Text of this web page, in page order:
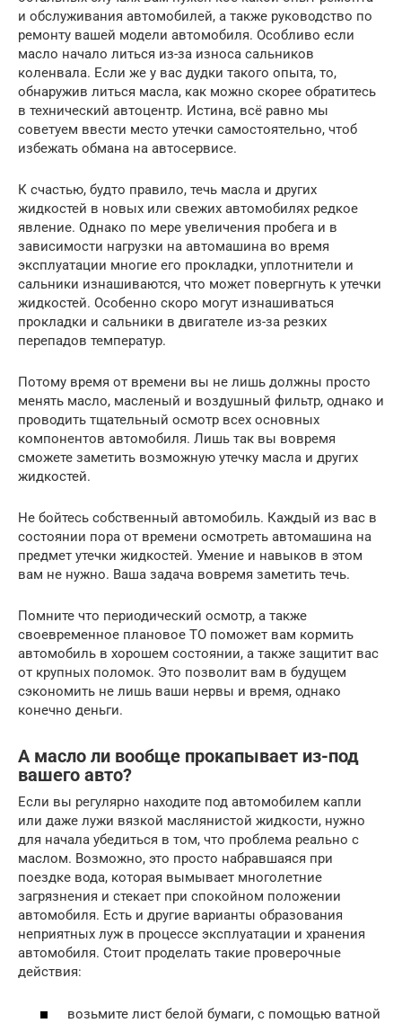
и обслуживания автомобилей, а также руководство по
ремонту вашей модели автомобиля. Особливо если
масло начало литься из-за износа сальников
коленвала. Если же у вас дудки такого опыта, то,
обнаружив литься масла, как можно скорее обратитесь
в технический автоцентр. Истина, всё равно мы
советуем ввести место утечки самостоятельно, чтоб
избежать обмана на автосервисе.
К счастью, будто правило, течь масла и других
жидкостей в новых или свежих автомобилях редкое
явление. Однако по мере увеличения пробега и в
зависимости нагрузки на автомашина во время
эксплуатации многие его прокладки, уплотнители и
сальники изнашиваются, что может повергнуть к утечки
жидкостей. Особенно скоро могут изнашиваться
прокладки и сальники в двигателе из-за резких
перепадов температур.
Потому время от времени вы не лишь должны просто
менять масло, масленый и воздушный фильтр, однако и
проводить тщательный осмотр всех основных
компонентов автомобиля. Лишь так вы вовремя
сможете заметить возможную утечку масла и других
жидкостей.
Не бойтесь собственный автомобиль. Каждый из вас в
состоянии пора от времени осмотреть автомашина на
предмет утечки жидкостей. Умение и навыков в этом
вам не нужно. Ваша задача вовремя заметить течь.
Помните что периодический осмотр, а также
своевременное плановое ТО поможет вам кормить
автомобиль в хорошем состоянии, а также защитит вас
от крупных поломок. Это позволит вам в будущем
сэкономить не лишь ваши нервы и время, однако
конечно деньги.
А масло ли вообще прокапывает из-под
вашего авто?
Если вы регулярно находите под автомобилем капли
или даже лужи вязкой маслянистой жидкости, нужно
для начала убедиться в том, что проблема реально с
маслом. Возможно, это просто набравшаяся при
поездке вода, которая вымывает многолетние
загрязнения и стекает при спокойном положении
автомобиля. Есть и другие варианты образования
неприятных луж в процессе эксплуатации и хранения
автомобиля. Стоит проделать такие проверочные
действия:
возьмите лист белой бумаги, с помощью ватной